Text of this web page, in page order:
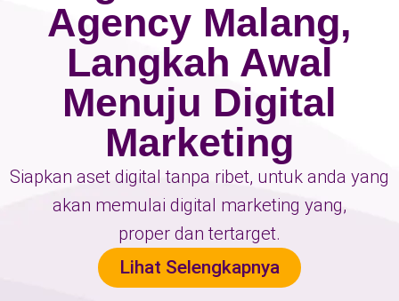
Agency Malang,
Langkah Awal
Menuju Digital
Marketing
Siapkan aset digital tanpa ribet, untuk anda yang
akan memulai digital marketing yang,
proper dan tertarget.
Lihat Selengkapnya